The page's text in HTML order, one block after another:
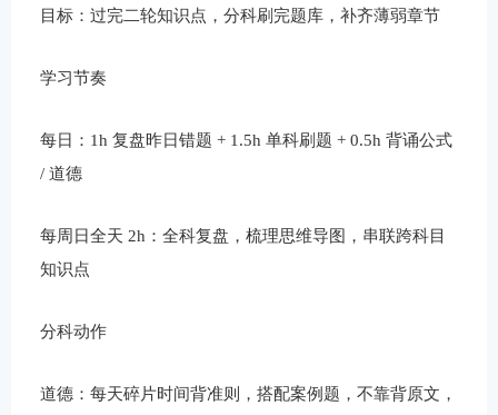
目标：过完二轮知识点，分科刷完题库，补齐薄弱章节
学习节奏
每日：1h 复盘昨日错题 + 1.5h 单科刷题 + 0.5h 背诵公式
/ 道德
每周日全天 2h：全科复盘，梳理思维导图，串联跨科目
知识点
分科动作
道德：每天碎片时间背准则，搭配案例题，不靠背原文，